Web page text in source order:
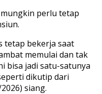
perlu tetap
tetap bekerja saat
memulai dan tak
bisa jadi satu-satunya
dikutip dari
siang.